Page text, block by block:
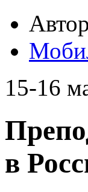
15-16
в